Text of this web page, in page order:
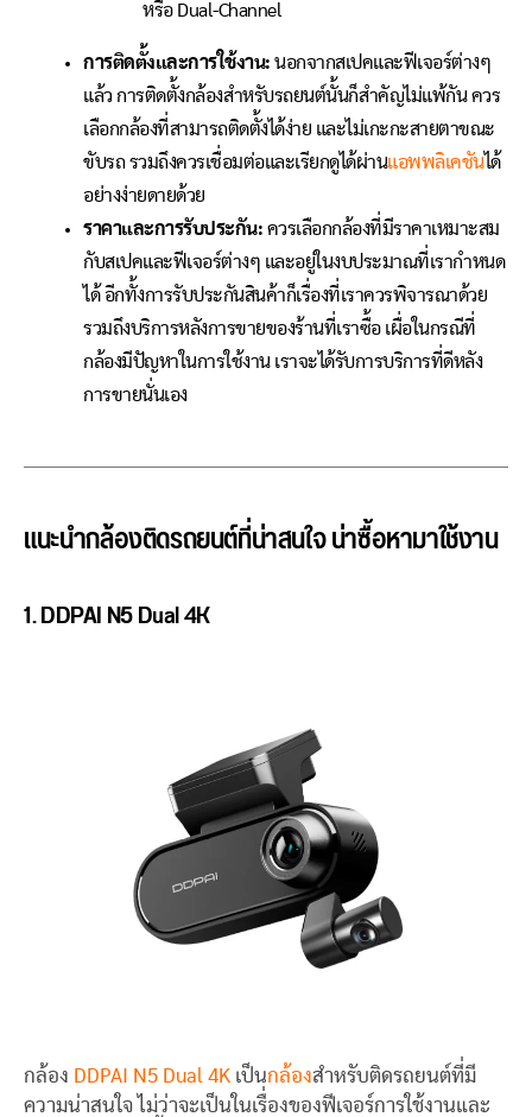
หรือ Dual-Channel
การติดตั้งและการใช้งาน: นอกจากสเปคและฟีเจอร์ต่างๆ
แล้ว การติดตั้งกล้องสำหรับรถยนต์นั้นก็สำคัญไม่แพ้กัน ควร
เลือกกล้องที่สามารถติดตั้งได้ง่าย และไม่เกะกะสายตาขณะ
ขับรถ รวมถึงควรเชื่อมต่อและเรียกดูได้ผ่านแอพพลิเคชันได้
อย่างง่ายดายด้วย
ราคาและการรับประกัน: ควรเลือกกล้องที่มีราคาเหมาะสม
กับสเปคและฟีเจอร์ต่างๆ และอยู่ในงบประมาณที่เรากำหนด
ได้ อีกทั้งการรับประกันสินค้าก็เรื่องที่เราควรพิจารณาด้วย
รวมถึงบริการหลังการขายของร้านที่เราซื้อ เผื่อในกรณีที่
กล้องมีปัญหาในการใช้งาน เราจะได้รับการบริการที่ดีหลัง
การขายนั่นเอง
แนะนำกล้องติดรถยนต์ที่น่าสนใจ น่าซื้อหามาใช้งาน
1.DDPAI N5 Dual 4K
กล้อง DDPAI N5 Dual 4K เป็นกล้องสำหรับติดรถยนต์ที่มี
ความน่าสนใจ ไม่ว่าจะเป็นในเรื่องของฟีเจอร์การใช้งานและ